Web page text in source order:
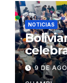
NOTICIAS
9 DE